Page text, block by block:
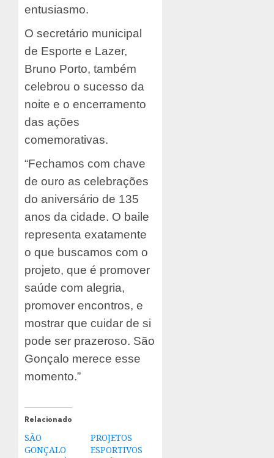
entusiasmo.
O secretário municipal
de Esporte e Lazer,
Bruno Porto, também
celebrou o sucesso da
noite e o encerramento
das ações
comemorativas.
“Fechamos com chave
de ouro as celebrações
do aniversário de 135
anos da cidade. O baile
representa exatamente
o que buscamos com o
projeto, que é promover
saúde com alegria,
promover encontros, e
mostrar que cuidar de si
pode ser prazeroso. São
Gonçalo merece esse
momento.”
Relacionado
SÃO
GONÇALO
PROJETOS
ESPORTIVOS